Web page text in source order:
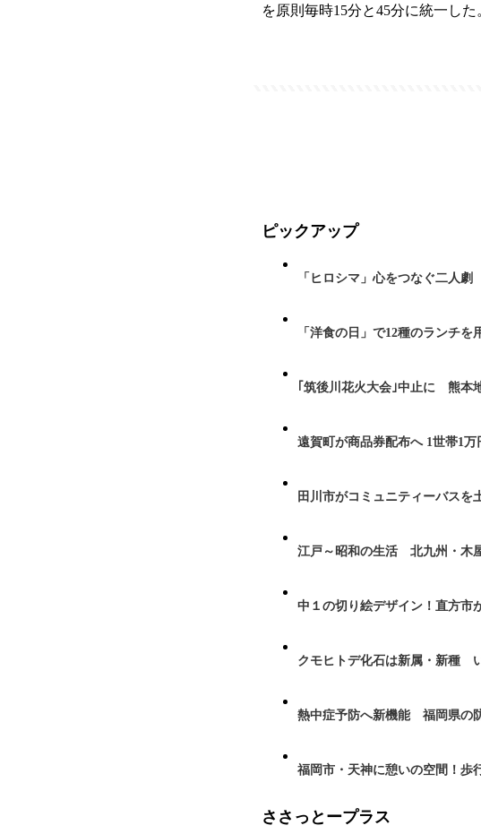
を原則毎時15分と45分に統一した
ピックアップ
「ヒロシマ」心をつなぐ二人
「洋食の日」で12種のランチ
｢筑後川花火大会｣中止に 熊本
遠賀町が商品券配布へ 1世帯1万
田川市がコミュニティーバス
江戸～昭和の生活 北九州・木
中１の切り絵デザイン！直方市
クモヒトデ化石は新属・新種
熱中症予防へ新機能 福岡県の
福岡市・天神に憩いの空間！歩
ささっとープラス